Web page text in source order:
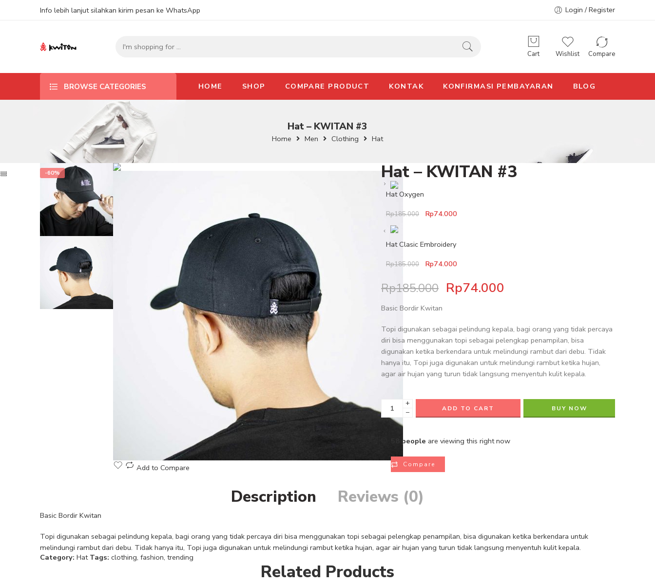
Info lebih lanjut silahkan kirim pesan ke WhatsApp Login / Register
Cart Wishlist Compare
BROWSE CATEGORIES HOME SHOP COMPARE PRODUCT KONTAK KONFIRMASI PEMBAYARAN BLOG
Hat – KWITAN #3
Home Men Clothing Hat
-60%
Add to Compare
Hat – KWITAN #3
Hat Oxygen
Rp185.000 Rp74.000
Hat Clasic Embroidery
Rp185.000 Rp74.000
Rp185.000 Rp74.000
Basic Bordir Kwitan
Topi digunakan sebagai pelindung kepala, bagi orang yang tidak percaya
diri bisa menggunakan topi sebagai pelengkap penampilan, bisa
digunakan ketika berkendara untuk melindungi rambut dari debu. Tidak
hanya itu, Topi juga digunakan untuk melindungi rambut ketika hujan,
agar air hujan yang turun tidak langsung menyentuh kulit kepala.
+
−
ADD TO CART BUY NOW
people are viewing this right now
Compare
Description Reviews (0)
Basic Bordir Kwitan
Topi digunakan sebagai pelindung kepala, bagi orang yang tidak percaya diri bisa menggunakan topi sebagai pelengkap penampilan, bisa digunakan ketika berkendara untuk
melindungi rambut dari debu. Tidak hanya itu, Topi juga digunakan untuk melindungi rambut ketika hujan, agar air hujan yang turun tidak langsung menyentuh kulit kepala.
Category: Hat Tags: clothing, fashion, trending
Related Products